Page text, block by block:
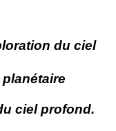
du ciel
ciel profond.